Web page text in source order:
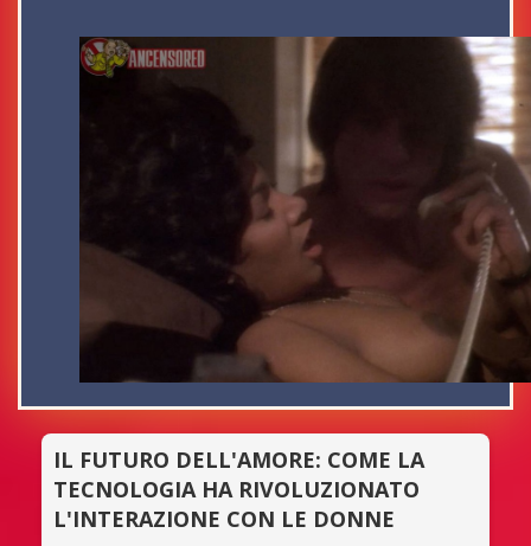
IL FUTURO DELL'AMORE: COME LA
TECNOLOGIA HA RIVOLUZIONATO
L'INTERAZIONE CON LE DONNE